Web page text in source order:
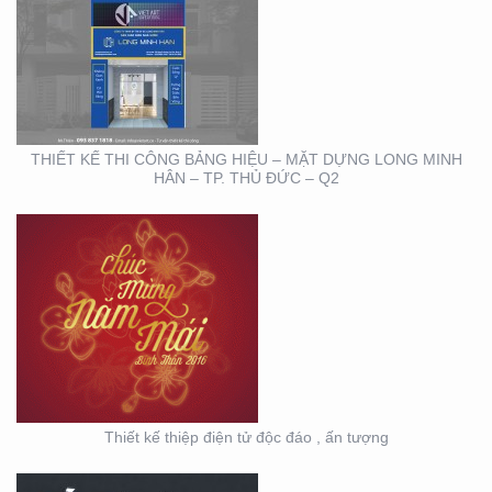
THIẾT KẾ THI CÔNG BẢNG HIỆU – MẶT DỰNG LONG MINH
HÂN – TP. THỦ ĐỨC – Q2
THIẾT KẾ THIỆP ĐIỆN
TỬ ĐỘC ĐÁO , ẤN
TƯỢNG
Thiết kế thiệp điện tử độc đáo , ấn tượng
HỘI NGHỊ KHOA HỌC
DA LIỄU MIỀN NAM 2020
(BOOTH TRANFA)